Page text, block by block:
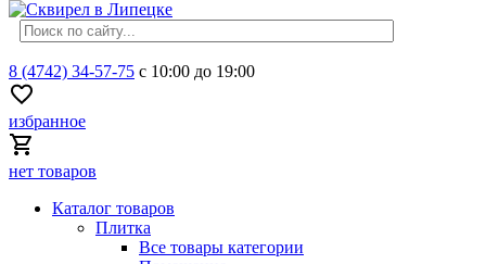
8 (4742) 34-57-75 с 10:00 до 19:00
избранное
нет товаров
Каталог товаров
Плитка
Все товары категории